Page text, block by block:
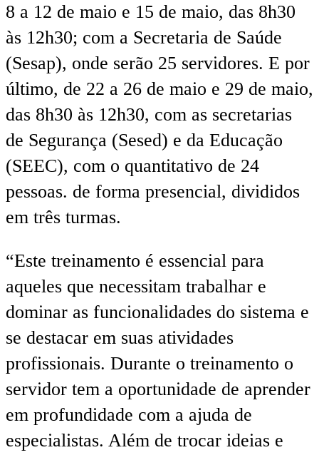
8 a 12 de maio e 15 de maio, das 8h30
às 12h30; com a Secretaria de Saúde
(Sesap), onde serão 25 servidores. E por
último, de 22 a 26 de maio e 29 de maio,
das 8h30 às 12h30, com as secretarias
de Segurança (Sesed) e da Educação
(SEEC), com o quantitativo de 24
pessoas. de forma presencial, divididos
em três turmas.
“Este treinamento é essencial para
aqueles que necessitam trabalhar e
dominar as funcionalidades do sistema e
se destacar em suas atividades
profissionais. Durante o treinamento o
servidor tem a oportunidade de aprender
em profundidade com a ajuda de
especialistas. Além de trocar ideias e